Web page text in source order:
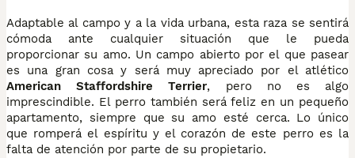
Adaptable al campo y a la vida urbana, esta raza se sentirá
cómoda ante cualquier situación que le pueda
proporcionar su amo. Un campo abierto por el que pasear
es una gran cosa y será muy apreciado por el atlético
American Staffordshire Terrier, pero no es algo
imprescindible. El perro también será feliz en un pequeño
apartamento, siempre que su amo esté cerca. Lo único
que romperá el espíritu y el corazón de este perro es la
falta de atención por parte de su propietario.